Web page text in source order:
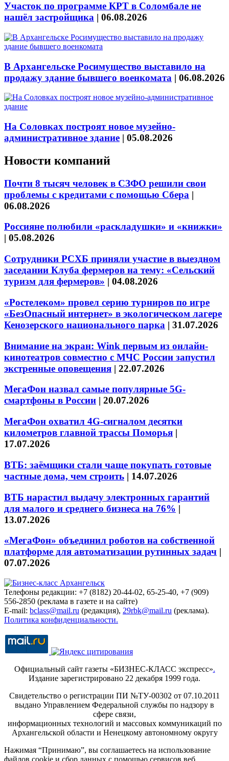
Участок по программе КРТ в Соломбале не
нашёл застройщика | 06.08.2026
В Архангельске Росимущество выставило на
продажу здание бывшего военкомата | 06.08.2026
На Соловках построят новое музейно-
административное здание | 05.08.2026
Новости компаний
Почти 8 тысяч человек в СЗФО решили свои
проблемы с кредитами с помощью Сбера |
06.08.2026
Россияне полюбили «раскладушки» и «книжки»
| 05.08.2026
Сотрудники РСХБ приняли участие в выездном
заседании Клуба фермеров на тему: «Сельский
туризм для фермеров» | 04.08.2026
«Ростелеком» провел серию турниров по игре
«БезОпасный интернет» в экологическом лагере
Кенозерского национального парка | 31.07.2026
Внимание на экран: Wink первым из онлайн-
кинотеатров совместно с МЧС России запустил
экстренные оповещения | 22.07.2026
МегаФон назвал самые популярные 5G-
смартфоны в России | 20.07.2026
МегаФон охватил 4G-сигналом десятки
километров главной трассы Поморья |
17.07.2026
ВТБ: заёмщики стали чаще покупать готовые
частные дома, чем строить | 14.07.2026
ВТБ нарастил выдачу электронных гарантий
для малого и среднего бизнеса на 76% |
13.07.2026
«МегаФон» объединил роботов на собственной
платформе для автоматизации рутинных задач |
07.07.2026
Телефоны редакции: +7 (8182) 20-44-02, 65-25-40, +7 (909)
556-2850 (реклама в газете и на сайте)
E-mail: bclass@mail.ru (редакция), 29rbk@mail.ru (реклама).
Политика конфиденциальности.
Официальный сайт газеты «БИЗНЕС-КЛАСС экспресс».
Издание зарегистрировано 22 декабря 1999 года.
Свидетельство о регистрации ПИ №ТУ-00302 от 07.10.2011
выдано Управлением Федеральной службы по надзору в
сфере связи,
информационных технологий и массовых коммуникаций по
Архангельской области и Ненецкому автономному округу
Нажимая “Принимаю”, вы соглашаетесь на использование
файлов cookie и сбор данных с помощью сервисов веб